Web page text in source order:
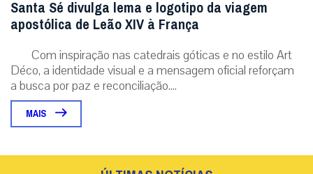
a busca por paz e reconciliação....
ÚLTIMAS NOTÍCIAS